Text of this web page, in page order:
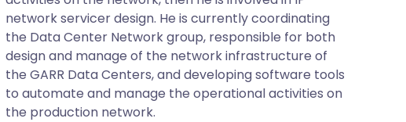
network servicer design. He is currently coordinating
the Data Center Network group, responsible for both
design and manage of the network infrastructure of
the GARR Data Centers, and developing software tools
to automate and manage the operational activities on
the production network.